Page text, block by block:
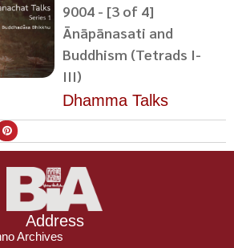
9004 - [3 of 4]
Ānāpānasati and
Buddhism (Tetrads I-
III)
Dhamma Talks
Address
Archives